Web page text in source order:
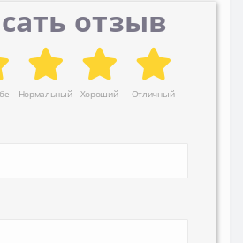
отзыв
Нормальный Хороший Отличный